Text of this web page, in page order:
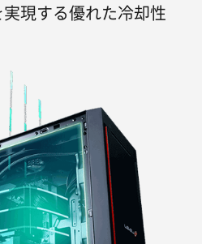
現する優れた冷却性